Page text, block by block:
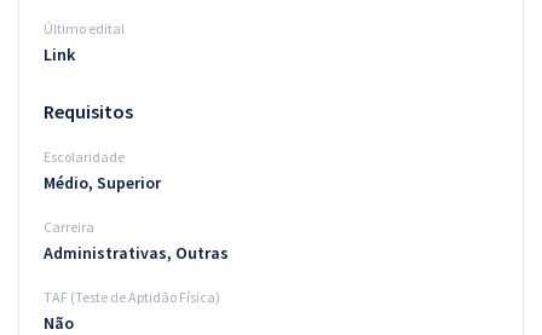
Último edital
Link
Requisitos
Escolaridade
Médio, Superior
Carreira
Administrativas, Outras
TAF (Teste de Aptidão Física)
Não